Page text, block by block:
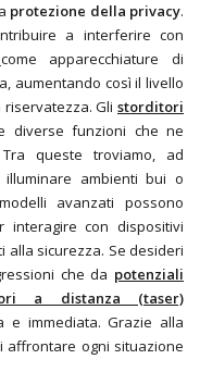
protezione della privacy.
a interferire con
come apparecchiature di
aumentando così il livello
Gli storditori
diverse funzioni che ne
queste troviamo, ad
illuminare ambienti bui o
avanzati possono
con dispositivi
alla sicurezza. Se desideri
che da potenziali
a distanza (taser)
e immediata. Grazie alla
affrontare ogni situazione